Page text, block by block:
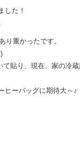
した！
り重かったです。
貼り、現在、家の冷
ヒーバッグに期待大～♪